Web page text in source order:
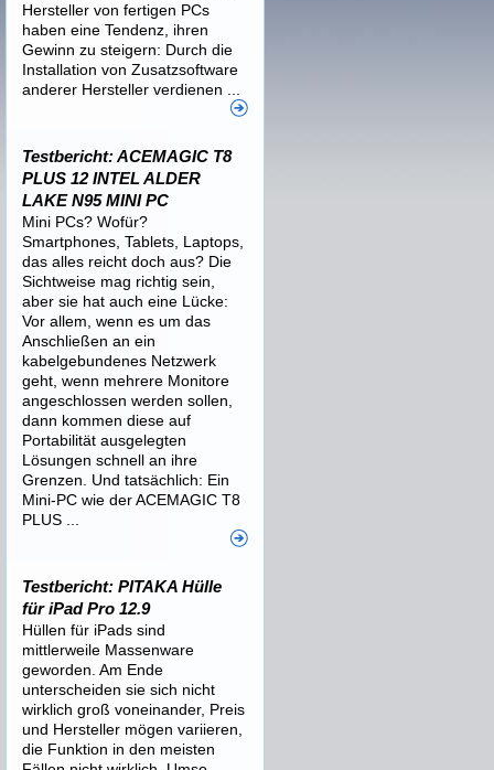
Hersteller von fertigen PCs
haben eine Tendenz, ihren
Gewinn zu steigern: Durch die
Installation von Zusatzsoftware
anderer Hersteller verdienen ...
Testbericht: ACEMAGIC T8
PLUS 12 INTEL ALDER
LAKE N95 MINI PC
Mini PCs? Wofür?
Smartphones, Tablets, Laptops,
das alles reicht doch aus? Die
Sichtweise mag richtig sein,
aber sie hat auch eine Lücke:
Vor allem, wenn es um das
Anschließen an ein
kabelgebundenes Netzwerk
geht, wenn mehrere Monitore
angeschlossen werden sollen,
dann kommen diese auf
Portabilität ausgelegten
Lösungen schnell an ihre
Grenzen. Und tatsächlich: Ein
Mini-PC wie der ACEMAGIC T8
PLUS ...
Testbericht: PITAKA Hülle
für iPad Pro 12.9
Hüllen für iPads sind
mittlerweile Massenware
geworden. Am Ende
unterscheiden sie sich nicht
wirklich groß voneinander, Preis
und Hersteller mögen variieren,
die Funktion in den meisten